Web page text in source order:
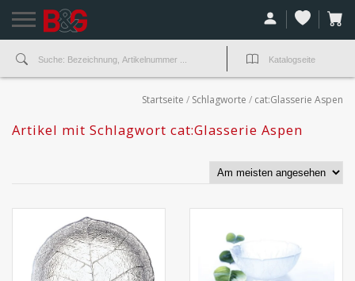
Startseite / Schlagworte / cat:Glasserie Aspen
Artikel mit Schlagwort cat:Glasserie Aspen